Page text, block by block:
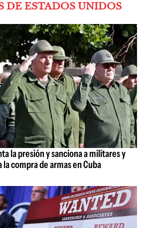
DE ESTADOS UNIDOS
la presión y sanciona a militares y
compra de armas en Cuba